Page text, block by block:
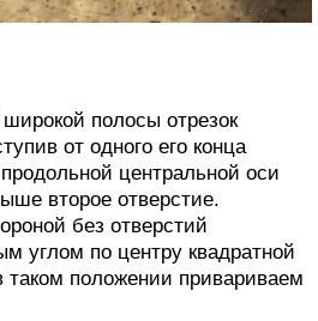
полосы отрезок
от одного его конца
центральной оси
второе отверстие.
без отверстий
углом по центру квадратной
положении привариваем